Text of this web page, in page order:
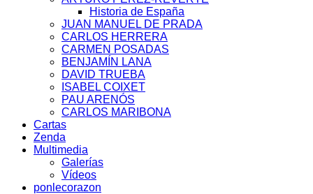
Historia de España
JUAN MANUEL DE PRADA
CARLOS HERRERA
CARMEN POSADAS
BENJAMÍN LANA
DAVID TRUEBA
ISABEL COIXET
PAU ARENÓS
CARLOS MARIBONA
Cartas
Zenda
Multimedia
Galerías
Vídeos
ponlecorazon